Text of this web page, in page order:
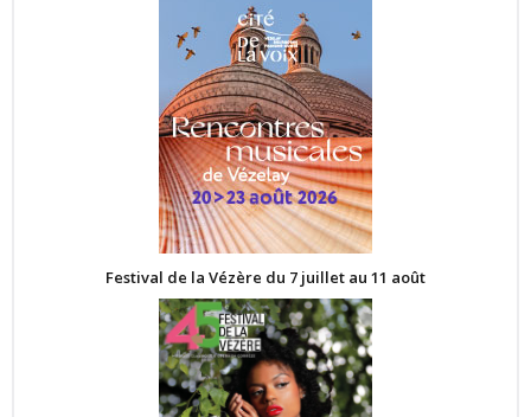
Festival de la Vézère du 7 juillet au 11 août